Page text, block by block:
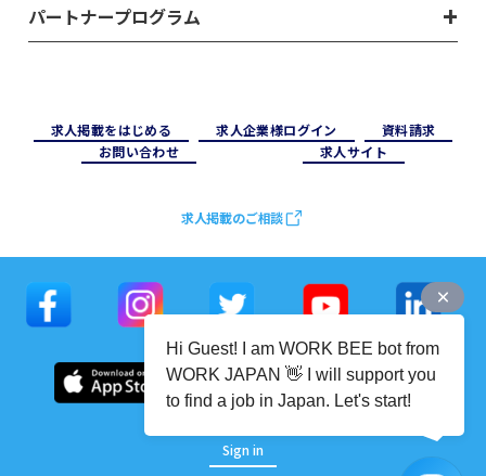
パートナープログラム
求⼈掲載をはじめる 求⼈企業様ログイン
資料請求
お問い合わせ
求⼈サイト
求人掲載のご相談
Sign in
Hi Guest! I am WORK BEE bot from
WORK JAPAN 👋 I will support you
to find a job in Japan. Let's start!